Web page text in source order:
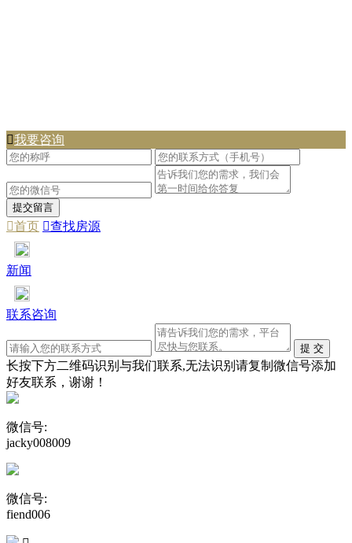
我要咨询
首页 查找房源
新闻
联系咨询
长按下方二维码识别与我们联系,无法识别请复制微信号添加
好友联系，谢谢！
微信号:
jacky008009
微信号:
fiend006